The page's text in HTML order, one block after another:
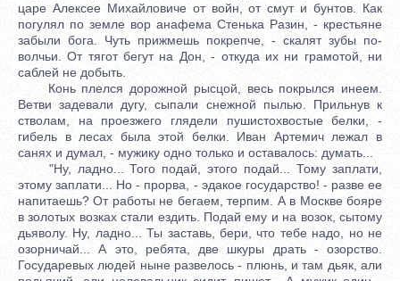
царе Алексее Михайловиче от войн, от смут и бунтов. Как
погулял по земле вор анафема Стенька Разин, - крестьяне
забыли бога. Чуть прижмешь покрепче, - скалят зубы по-
волчьи. От тягот бегут на Дон, - откуда их ни грамотой, ни
саблей не добыть.
Конь плелся дорожной рысцой, весь покрылся инеем.
Ветви задевали дугу, сыпали снежной пылью. Прильнув к
стволам, на проезжего глядели пушистохвостые белки, -
гибель в лесах была этой белки. Иван Артемич лежал в
санях и думал, - мужику одно только и оставалось: думать...
"Ну, ладно... Того подай, этого подай... Тому заплати,
этому заплати... Но - прорва, - эдакое государство! - разве ее
напитаешь? От работы не бегаем, терпим. А в Москве бояре
в золотых возках стали ездить. Подай ему и на возок, сытому
дьяволу. Ну, ладно... Ты заставь, бери, что тебе надо, но не
озорничай... А это, ребята, две шкуры драть - озорство.
Государевых людей ныне развелось - плюнь, и там дьяк, али